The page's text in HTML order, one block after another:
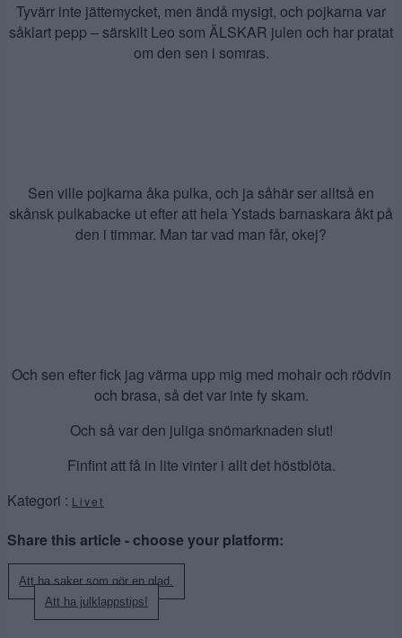
Tyvärr inte jättemycket, men ändå mysigt, och pojkarna var
såklart pepp – särskilt Leo som ÄLSKAR julen och har pratat
om den sen i somras.
Sen ville pojkarna åka pulka, och ja såhär ser alltså en
skånsk pulkabacke ut efter att hela Ystads barnaskara åkt på
den i timmar. Man tar vad man får, okej?
Och sen efter fick jag värma upp mig med mohair och rödvin
och brasa, så det var inte fy skam.
Och så var den juliga snömarknaden slut!
Finfint att få in lite vinter i allt det höstblöta.
Kategori : Livet
Share this article - choose your platform:
Inläggsnavigering
Att ha saker som gör en glad.
Att ha julklappstips!